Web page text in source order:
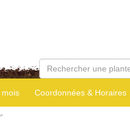
mois Coordonnées & Horaires